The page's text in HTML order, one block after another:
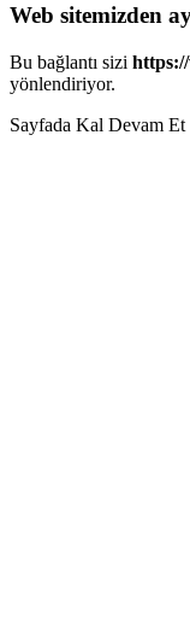
Web sitemizden
Bu bağlantı sizi
yönlendiriyor.
Sayfada Kal Devam Et